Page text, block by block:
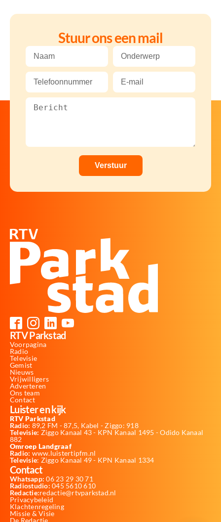
Stuur ons een mail
RTV Parkstad
Voorpagina
Radio
Televisie
Gemist
Nieuws
Vrijwilligers
Adverteren
Ons team
Contact
Luister en kijk
RTV Parkstad
Radio: 89,2 FM - 87,5, Kabel - Ziggo: 918
Televisie: Ziggo Kanaal 43 - KPN Kanaal 1495 - Odido Kanaal
882
Omroep Landgraaf
Radio: www.luistertipfm.nl
Televisie: Ziggo Kanaal 49 - KPN Kanaal 1334
Contact
Whatsapp: 06 23 29 30 71
Radiostudio: 045 5610 610
Redactie:redactie@rtvparkstad.nl
Privacybeleid
Klachtenregeling
Missie & Visie
De Redactie